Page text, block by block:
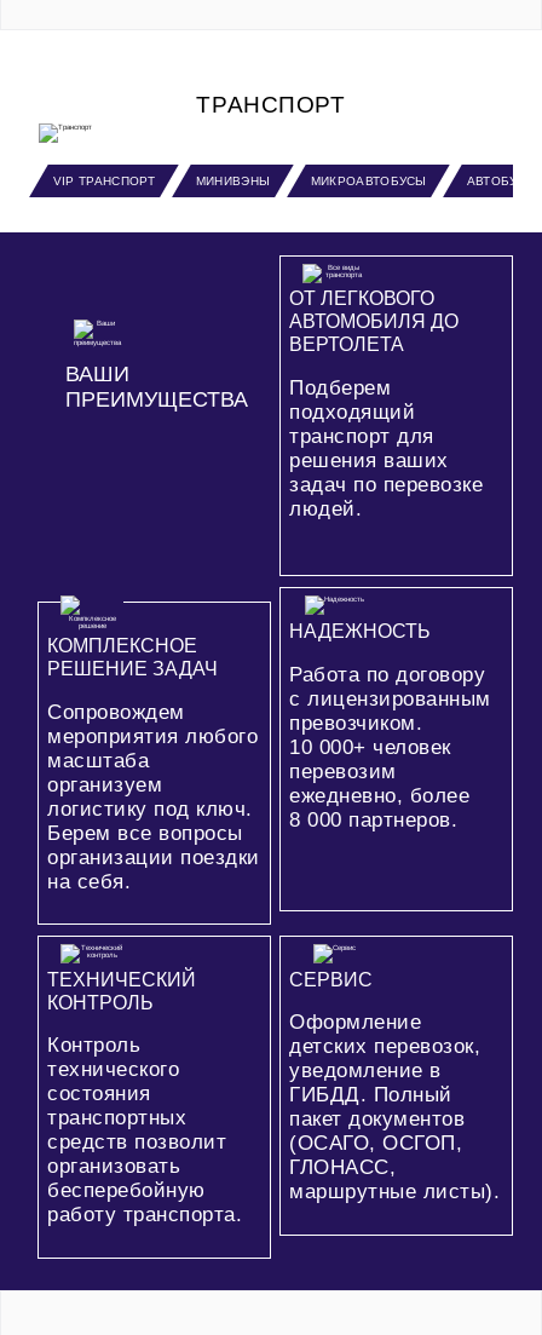
ТРАНСПОРТ
VIP ТРАНСПОРТ МИНИВЭНЫ МИКРОАВТОБУСЫ АВТОБУСЫ
ВАШИ
ПРЕИМУЩЕСТВА
ОТ ЛЕГКОВОГО
АВТОМОБИЛЯ ДО
ВЕРТОЛЕТА
Подберем
подходящий
транспорт для
решения ваших
задач по перевозке
людей.
КОМПЛЕКСНОЕ
РЕШЕНИЕ ЗАДАЧ
Сопровождем
мероприятия любого
масштаба
организуем
логистику под ключ.
Берем все вопросы
организации поездки
на себя.
НАДЕЖНОСТЬ
Работа по договору
с лицензированным
превозчиком.
10 000+ человек
перевозим
ежедневно, более
8 000 партнеров.
ТЕХНИЧЕСКИЙ
КОНТРОЛЬ
Контроль
технического
состояния
транспортных
средств позволит
организовать
бесперебойную
работу транспорта.
СЕРВИС
Оформление
детских перевозок,
уведомление в
ГИБДД. Полный
пакет документов
(ОСАГО, ОСГОП,
ГЛОНАСС,
маршрутные листы).